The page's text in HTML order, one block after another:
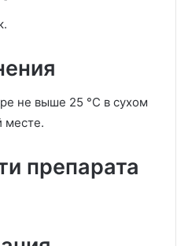
не выше 25 °С в сухом
месте.
препарата